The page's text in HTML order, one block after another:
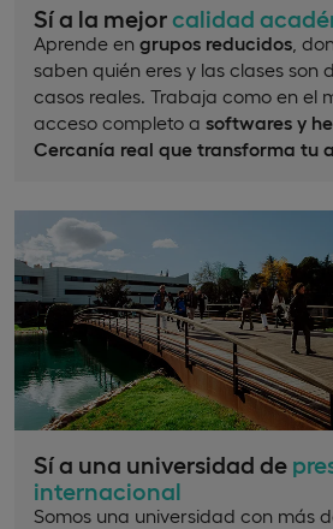
Sí a la mejorcalidad
Aprende en grupos reducidos ,
saben quién eres y las clases son
casos reales. Trabaja como en el
acceso completo a softwares y
Cercanía real que transforma tu
Sí a una universidad de
internacional
Somos una universidad con más